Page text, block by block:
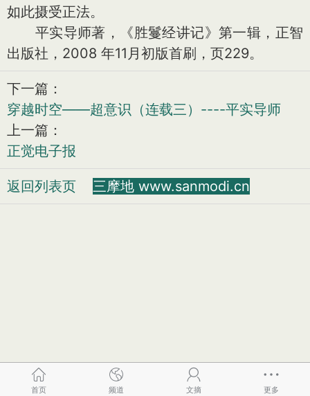
如此摄受正法。
平实导师著，《胜鬘经讲记》第一辑，正智
出版社，2008 年11月初版首刷，页229。
下一篇：
穿越时空——超意识（连载三）----平实导师
上一篇：
正觉电子报
返回列表页 三摩地 www.sanmodi.cn
首页 频道 文摘 更多